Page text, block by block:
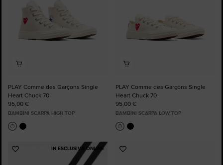
PLAY Comme des Garçons Single
Heart Chuck 70
95,00 €
BAMBINI SCARPA HIGH TOP
PLAY Comme des Garçons Single
Heart Chuck 70
95,00 €
BAMBINI SCARPA LOW TOP
IN ESCLUSIVA ONLINE
Aggiungi
Aggiungi